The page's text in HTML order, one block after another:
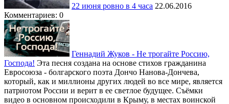
Холмогоров Егор
Царёв Олег
Ципрас Алексис
Чайка Юрий
Чалый Алексей
Чаплин Всеволод
Четверикова Ольга
Чубайс Анатолий
Чуркин Виталий
Чуров Владимир
Шаргунов Сергей
Черников А.В.
Черняховский Сергей
Четверикова Ольга
Чувакин Олег
Шакулов Владимир
Шипилин Павел
Шишкин Димитрий, священник
Шурыгин Владислав
22 июня ровно в 4 часа 22.06.2016
Комментариев: 0
Геннадий Жуков - Не трогайте Россию,
Господа! Эта песня создана на основе стихов гражданина
Евросоюза - болгарского поэта Дончо Нанова-Дончева,
который, как и миллионы других людей во все мире, является
патриотом России и верит в ее светлое будущее. Съёмки
видео в основном происходили в Крыму, в местах воинской